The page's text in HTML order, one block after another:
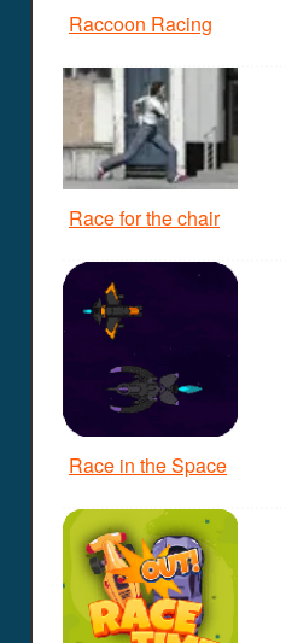
Raccoon Racing
Race for the chair
Race in the Space